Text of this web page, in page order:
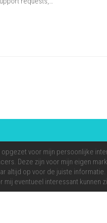
opgezet voor mijn persoonlijke
Deze zijn voor mijn eigen
altijd op voor de juiste
mij eventueel interessant kunnen